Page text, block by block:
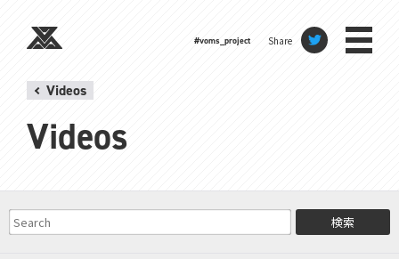
#voms_project Share
Videos
Videos
検索